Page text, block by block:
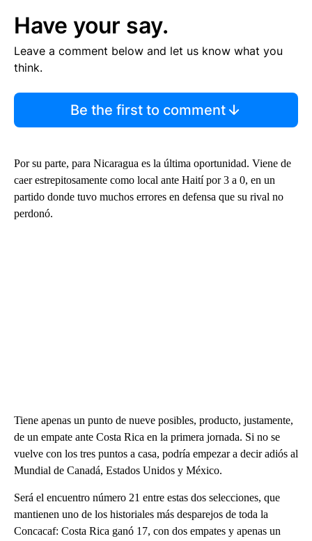
Have your say.
Leave a comment below and let us know what you
think.
Be the first to comment
Por su parte, para Nicaragua es la última oportunidad. Viene de
caer estrepitosamente como local ante Haití por 3 a 0, en un
partido donde tuvo muchos errores en defensa que su rival no
perdonó.
Tiene apenas un punto de nueve posibles, producto, justamente,
de un empate ante Costa Rica en la primera jornada. Si no se
vuelve con los tres puntos a casa, podría empezar a decir adiós al
Mundial de Canadá, Estados Unidos y México.
Será el encuentro número 21 entre estas dos selecciones, que
mantienen uno de los historiales más desparejos de toda la
Concacaf: Costa Rica ganó 17, con dos empates y apenas un